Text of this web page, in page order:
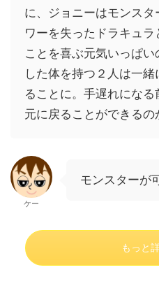
に、ジョニーはモンス
ワーを失ったドラキュ
ことを喜ぶ元気いっぱ
した体を持つ２人は一
ることに。手遅れになる
元に戻ることができるの
ケー
モンスターが
もっと